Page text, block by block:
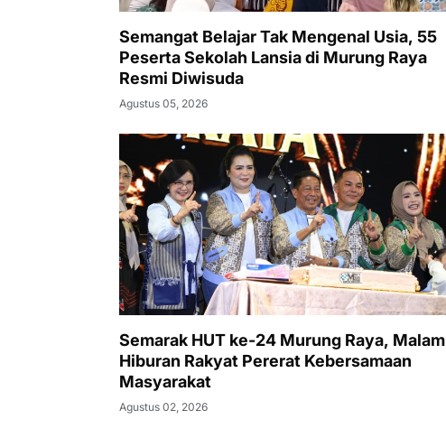
Semangat Belajar Tak Mengenal Usia, 55
Peserta Sekolah Lansia di Murung Raya
Resmi Diwisuda
Agustus 05, 2026
Semarak HUT ke-24 Murung Raya, Malam
Hiburan Rakyat Pererat Kebersamaan
Masyarakat
Agustus 02, 2026